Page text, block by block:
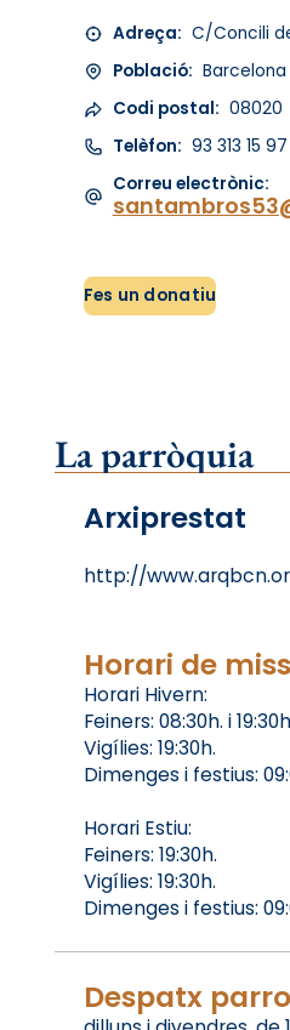
Adreça: C/Concili
Població: Barcelona
Codi postal: 08020
Telèfon: 93 313 15 97
Correu electrònic:
Fes un donatiu
La parròquia
Arxiprestat
http://
Horari de
Horari Hivern:
Feiners: 08:30h. i
Vigílies: 19:30h.
Dimenges i festius:
Horari Estiu:
Feiners: 19:30h.
Vigílies: 19:30h.
Dimenges i festius:
Despatx